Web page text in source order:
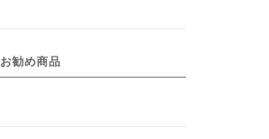
お勧め商品